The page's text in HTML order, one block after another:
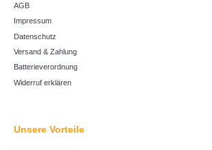
Unsere Vorteile
AGB
Impressum
Datenschutz
Versand & Zahlung
Batterieverordnung
Widerruf erklären